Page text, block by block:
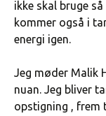
ikke skal bruge
kommer også i
energi igen.
Jeg møder Malik
nuan. Jeg bliver
opstigning , frem